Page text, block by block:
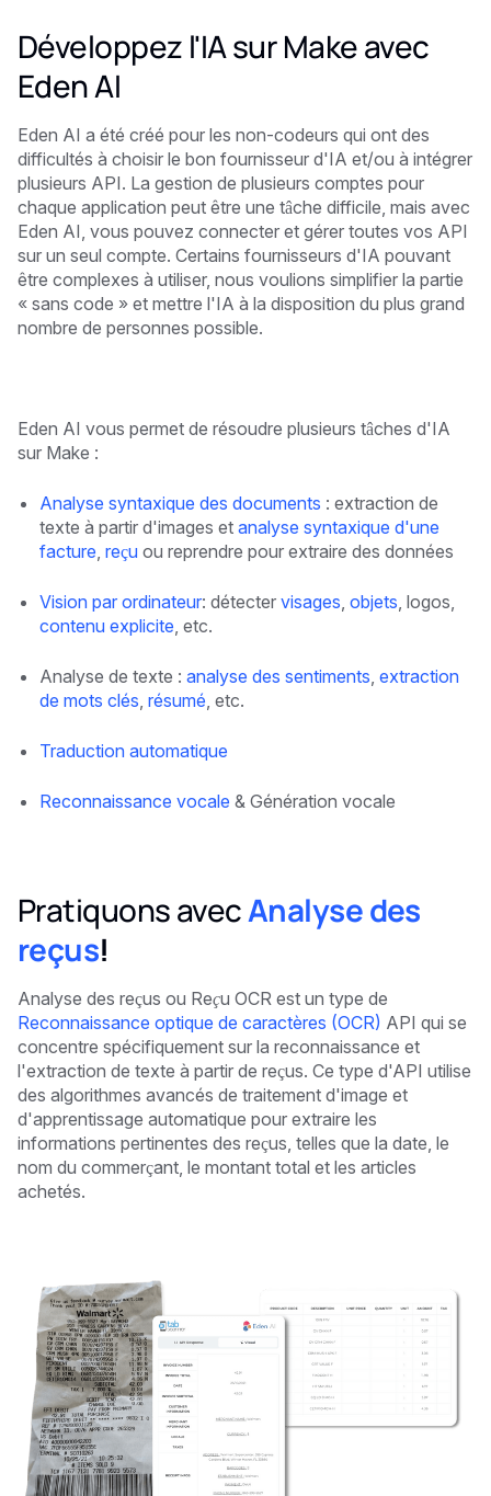
Développez l'IA sur Make avec
Eden AI
Eden AI a été créé pour les non-codeurs qui ont des
difficultés à choisir le bon fournisseur d'IA et/ou à intégrer
plusieurs API. La gestion de plusieurs comptes pour
chaque application peut être une tâche difficile, mais avec
Eden AI, vous pouvez connecter et gérer toutes vos API
sur un seul compte. Certains fournisseurs d'IA pouvant
être complexes à utiliser, nous voulions simplifier la partie
« sans code » et mettre l'IA à la disposition du plus grand
nombre de personnes possible.
Eden AI vous permet de résoudre plusieurs tâches d'IA
sur Make :
Analyse syntaxique des documents : extraction de
texte à partir d'images et analyse syntaxique d'une
facture reçu ou reprendre pour extraire des données
Vision par ordinateur: détecter visages objets , logos,
contenu explicite , etc.
Analyse de texte : analyse des sentiments extraction
de mots clés résumé , etc.
Traduction automatique
Reconnaissance vocale & Génération vocale
Pratiquons avecAnalyse des
reçus!
Analyse des reçus ou Reçu OCR est un type de
Reconnaissance optique de caractères (OCR) API qui se
concentre spécifiquement sur la reconnaissance et
l'extraction de texte à partir de reçus. Ce type d'API utilise
des algorithmes avancés de traitement d'image et
d'apprentissage automatique pour extraire les
informations pertinentes des reçus, telles que la date, le
nom du commerçant, le montant total et les articles
achetés.